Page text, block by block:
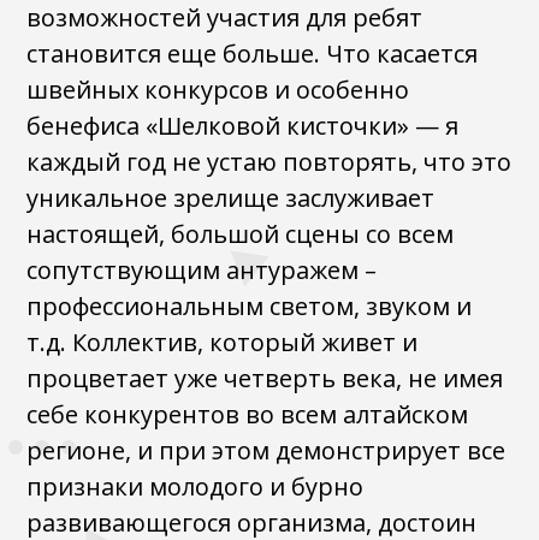
возможностей участия для ребят
становится еще больше. Что касается
швейных конкурсов и особенно
бенефиса «Шелковой кисточки» — я
каждый год не устаю повторять, что это
уникальное зрелище заслуживает
настоящей, большой сцены со всем
сопутствующим антуражем –
профессиональным светом, звуком и
т.д. Коллектив, который живет и
процветает уже четверть века, не имея
себе конкурентов во всем алтайском
регионе, и при этом демонстрирует все
признаки молодого и бурно
развивающегося организма, достоин